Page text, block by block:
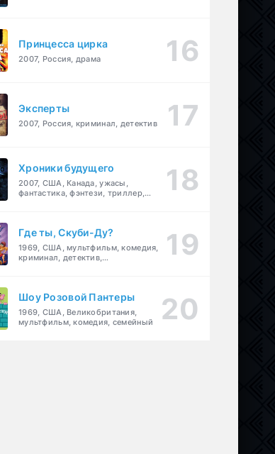
Принцесса цирка
2007, Россия, драма
Эксперты
2007, Россия, криминал, детектив
Хроники будущего
2007, США, Канада, ужасы,
фантастика, фэнтези, триллер,
Где ты, Скуби-Ду?
1969, США, мультфильм, комедия,
криминал, детектив,
Шоу Розовой Пантеры
1969, США, Великобритания,
мультфильм, комедия, семейный